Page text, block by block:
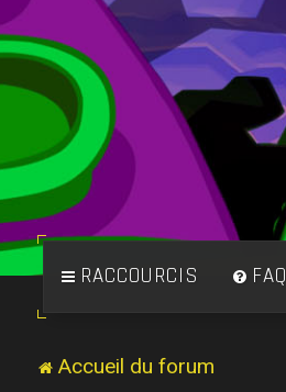
RACCOURCIS FAQ
Accueil du forum